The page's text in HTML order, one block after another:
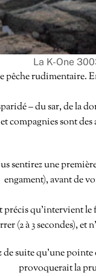
La K-One
pêche rudimentaire.
– du sar, de la
compagnies sont
sentirez une
engament), avant de
précis qu’intervient
(2 à 3 secondes), et
de suite qu’une
provoquerait la